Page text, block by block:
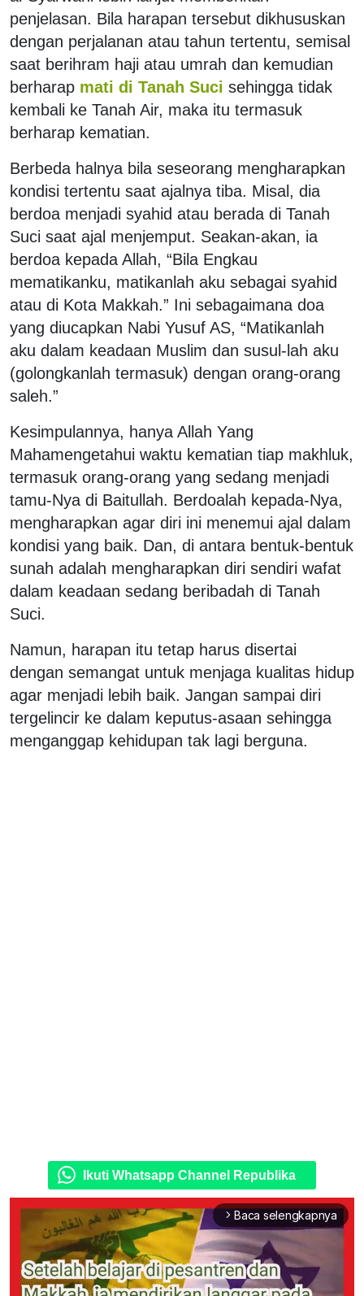
penjelasan. Bila harapan tersebut dikhususkan
dengan perjalanan atau tahun tertentu, semisal
saat berihram haji atau umrah dan kemudian
berharap mati di Tanah Suci sehingga tidak
kembali ke Tanah Air, maka itu termasuk
berharap kematian.
Berbeda halnya bila seseorang mengharapkan
kondisi tertentu saat ajalnya tiba. Misal, dia
berdoa menjadi syahid atau berada di Tanah
Suci saat ajal menjemput. Seakan-akan, ia
berdoa kepada Allah, “Bila Engkau
mematikanku, matikanlah aku sebagai syahid
atau di Kota Makkah.” Ini sebagaimana doa
yang diucapkan Nabi Yusuf AS, “Matikanlah
aku dalam keadaan Muslim dan susul-lah aku
(golongkanlah termasuk) dengan orang-orang
saleh.”
Kesimpulannya, hanya Allah Yang
Mahamengetahui waktu kematian tiap makhluk,
termasuk orang-orang yang sedang menjadi
tamu-Nya di Baitullah. Berdoalah kepada-Nya,
mengharapkan agar diri ini menemui ajal dalam
kondisi yang baik. Dan, di antara bentuk-bentuk
sunah adalah mengharapkan diri sendiri wafat
dalam keadaan sedang beribadah di Tanah
Suci.
Namun, harapan itu tetap harus disertai
dengan semangat untuk menjaga kualitas hidup
agar menjadi lebih baik. Jangan sampai diri
tergelincir ke dalam keputus-asaan sehingga
menganggap kehidupan tak lagi berguna.
Ikuti Whatsapp Channel Republika
arrow_forward_ios Baca selengkapnya